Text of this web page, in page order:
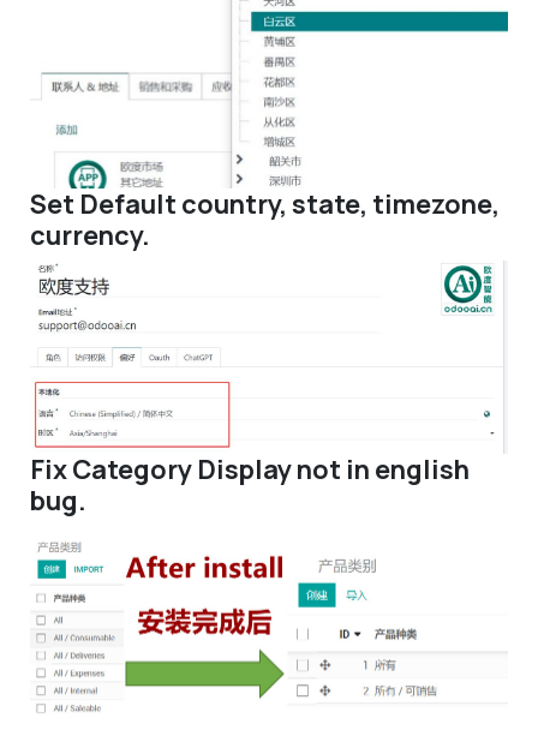
Set Default country, state, timezone,
currency.
Fix Category Display not in english
bug.